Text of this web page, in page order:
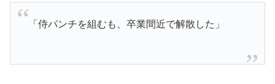
「侍パンチを組むも、卒業間近で解散した」